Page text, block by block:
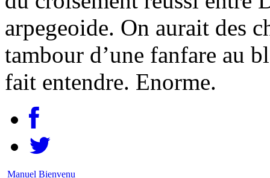
arpegeoide. On aurait des
tambour d’une fanfare au
fait entendre. Enorme.
Manuel Bienvenu